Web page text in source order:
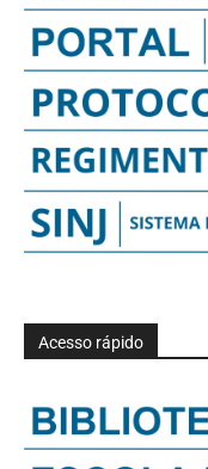
Acesso rápido